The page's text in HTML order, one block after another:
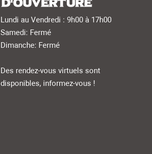
d'ouverture
Lundi au Vendredi : 9h00 à 17h00
Samedi: Fermé
Dimanche: Fermé
Des rendez-vous virtuels sont
disponibles, informez-vous !